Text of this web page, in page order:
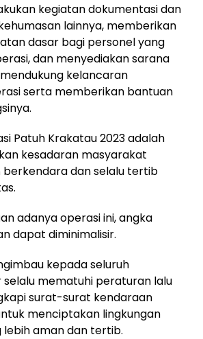
kegiatan dokumentasi dan
lainnya, memberikan
dasar bagi personel yang
dan menyediakan sarana
kelancaran
serta memberikan bantuan
Patuh Krakatau 2023 adalah
kesadaran masyarakat
dan selalu tertib
adanya operasi ini, angka
dapat diminimalisir.
kepada seluruh
mematuhi peraturan lalu
surat-surat kendaraan
menciptakan lingkungan
aman dan tertib.